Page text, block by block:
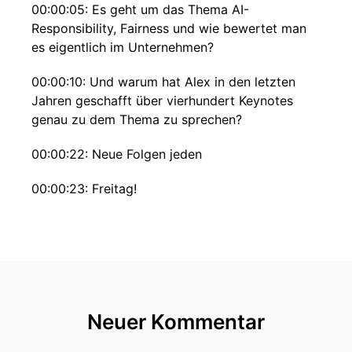
00:00:05: Es geht um das Thema AI-
Responsibility, Fairness und wie bewertet man
es eigentlich im Unternehmen?
00:00:10: Und warum hat Alex in den letzten
Jahren geschafft über vierhundert Keynotes
genau zu dem Thema zu sprechen?
00:00:22: Neue Folgen jeden
00:00:23: Freitag!
sich zu nutzen.Neuer Kommentar